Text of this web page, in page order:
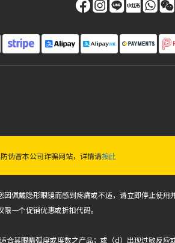
伪冒本公司诈骗网站，详情请按此
佩戴隐形眼镜而感到疼痛或不适，请立即停止使
限一个促销优惠或折扣代码。
其眼睛弧度或度数之产品；或（d）出现过敏反